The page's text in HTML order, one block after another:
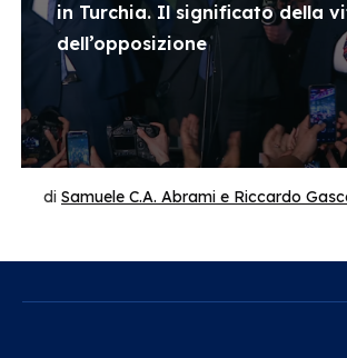
in Turchia. Il significato della
dell’opposizione
di Samuele C.A. Abrami e Riccardo